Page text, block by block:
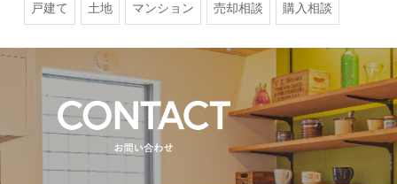
戸建て 土地 マンション 売却相談 購入相談